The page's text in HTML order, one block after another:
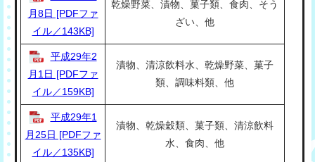
月8日 [PDFファ
イル／143KB]
乾燥野菜、漬物、菓子類、食肉、そう
ざい、他
平成29年2
月1日 [PDFファ
イル／159KB]
漬物、清涼飲料水、乾燥野菜、菓子
類、調味料類、他
平成29年1
月25日 [PDFファ
イル／135KB]
漬物、乾燥穀類、菓子類、清涼飲料
水、食肉、他